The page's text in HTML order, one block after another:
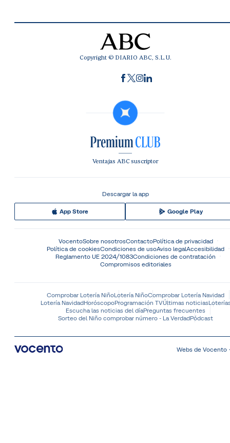
Copyright © DIARIO ABC, S.L.U.
Ventajas ABC suscriptor
Descargar la app
App Store Google Play
VocentoSobre nosotrosContactoPolítica de privacidad
Política de cookiesCondiciones de usoAviso legalAccesibilidad
Reglamento UE 2024/1083Condiciones de contratación
Compromisos editoriales
Comprobar Lotería NiñoLotería NiñoComprobar Lotería Navidad
Lotería NavidadHoróscopoProgramación TVÚltimas noticias
Escucha las noticias del díaPreguntas frecuentes
Sorteo del Niño comprobar número - La VerdadPódcast
Webs de Vocento